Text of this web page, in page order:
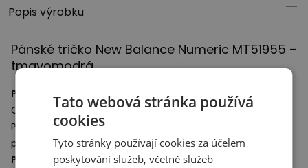
Popis výrobku
Pánské tričko New Balance Numeric MT51955 –
tmavomodrá
Pánské tričko
ušité z vysoce kvalitní bavlny.
Oděv zdobí loga a nápisy Numieric.
Pohodlný střih neomezuje v pohybu, poskytuje volnost a
plné pohodlí při používání.
Pánské tričkoje skvělým základem pro styling a skvěle
Tato webová stránka používá
cookies
Tyto stránky používají cookies za účelem
poskytování služeb, včetně služeb